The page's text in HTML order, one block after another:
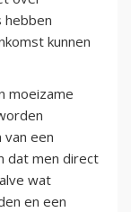
hebben
kunnen
moeizame
van een
dat men direct
wat
en een